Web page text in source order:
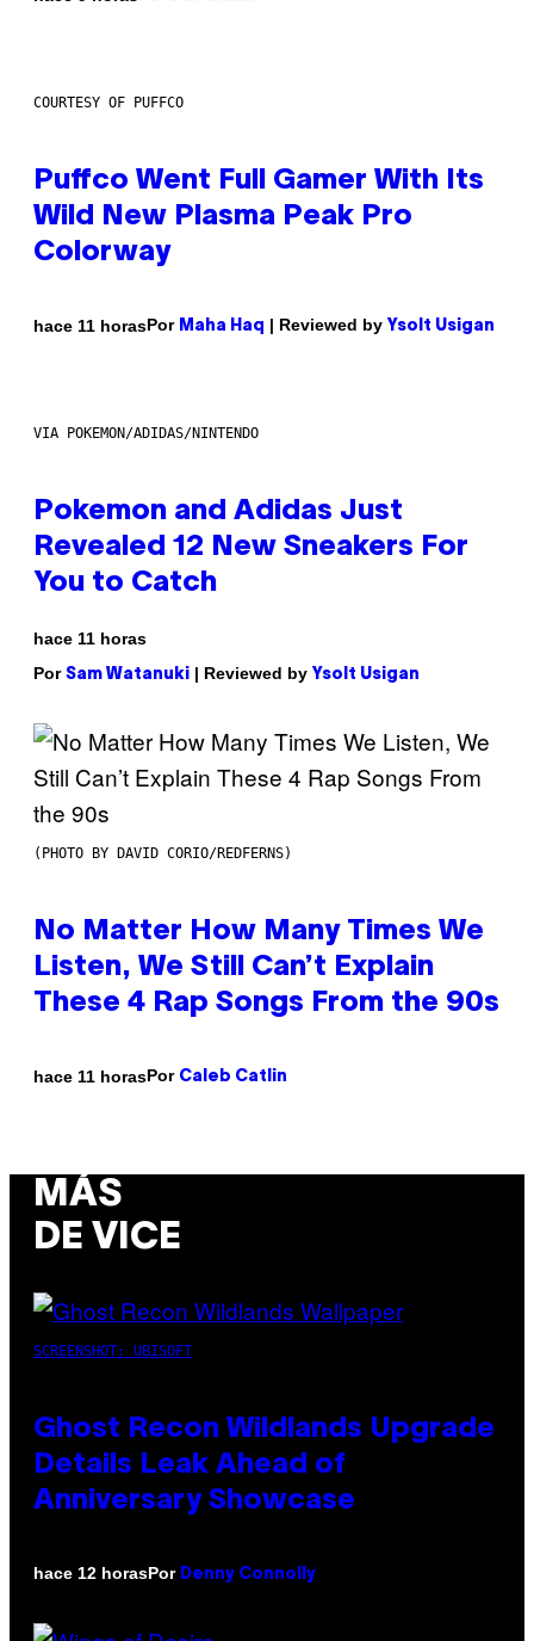
COURTESY OF PUFFCO
Puffco Went Full Gamer With Its
Wild New Plasma Peak Pro
Colorway
hace 11 horasPor Maha Haq | Reviewed by Ysolt Usigan
VIA POKEMON/ADIDAS/NINTENDO
Pokemon and Adidas Just
Revealed 12 New Sneakers For
You to Catch
hace 11 horas
Por Sam Watanuki | Reviewed by Ysolt Usigan
(PHOTO BY DAVID CORIO/REDFERNS)
No Matter How Many Times We
Listen, We Still Can’t Explain
These 4 Rap Songs From the 90s
hace 11 horasPor Caleb Catlin
MÁS
DE VICE
SCREENSHOT: UBISOFT
Ghost Recon Wildlands Upgrade
Details Leak Ahead of
Anniversary Showcase
hace 12 horasPor Denny Connolly